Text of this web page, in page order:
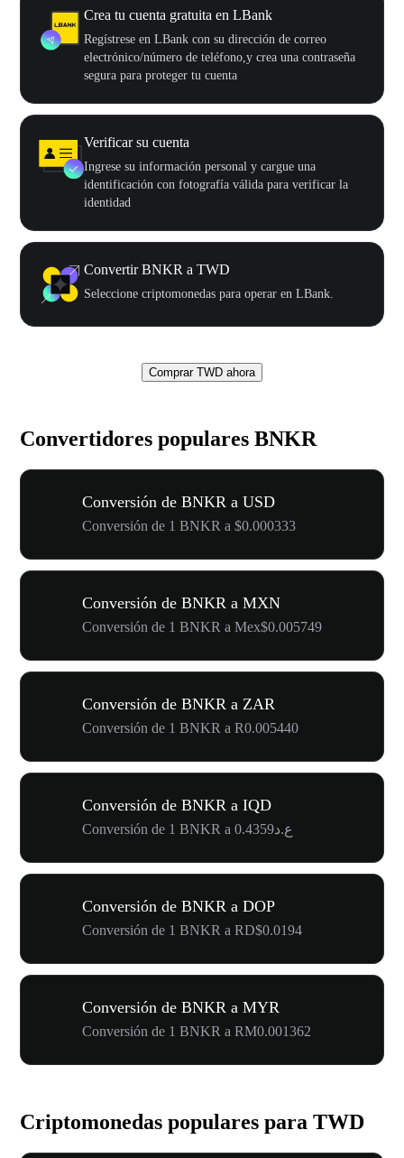
Crea tu cuenta gratuita en LBank
Regístrese en LBank con su dirección de correo
electrónico/número de teléfono,y crea una contraseña
segura para proteger tu cuenta
Verificar su cuenta
Ingrese su información personal y cargue una
identificación con fotografía válida para verificar la
identidad
Convertir BNKR a TWD
Seleccione criptomonedas para operar en LBank.
Comprar TWD ahora
Convertidores populares BNKR
Conversión de BNKR a USD
Conversión de 1 BNKR a $0.000333
Conversión de BNKR a MXN
Conversión de 1 BNKR a Mex$0.005749
Conversión de BNKR a ZAR
Conversión de 1 BNKR a R0.005440
Conversión de BNKR a IQD
Conversión de 1 BNKR a ع.د0.4359
Conversión de BNKR a DOP
Conversión de 1 BNKR a RD$0.0194
Conversión de BNKR a MYR
Conversión de 1 BNKR a RM0.001362
Criptomonedas populares para TWD